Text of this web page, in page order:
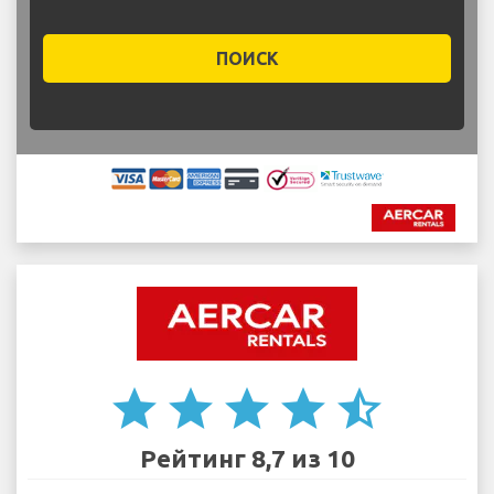
ПОИСК
star star star star star_half
Рейтинг 8,7 из 10